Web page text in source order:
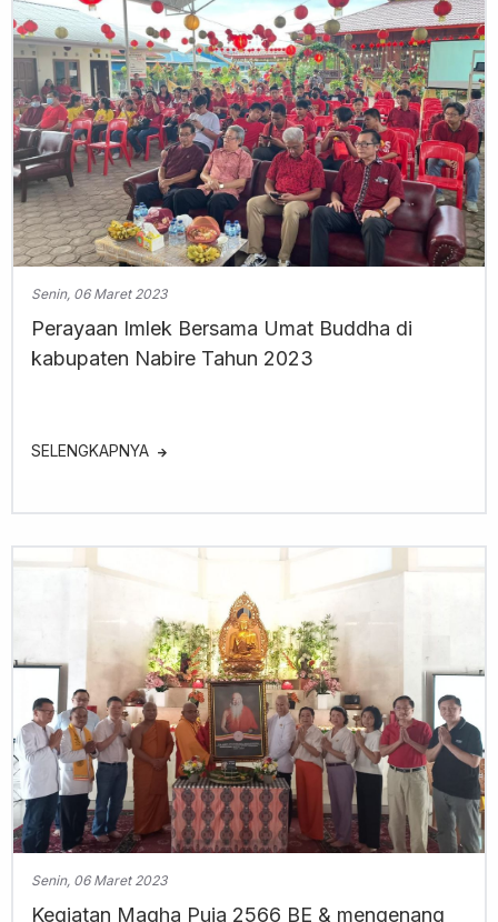
Senin, 06 Maret 2023
Perayaan Imlek Bersama Umat Buddha di
kabupaten Nabire Tahun 2023
SELENGKAPNYA
Senin, 06 Maret 2023
Kegiatan Magha Puja 2566 BE & mengenang